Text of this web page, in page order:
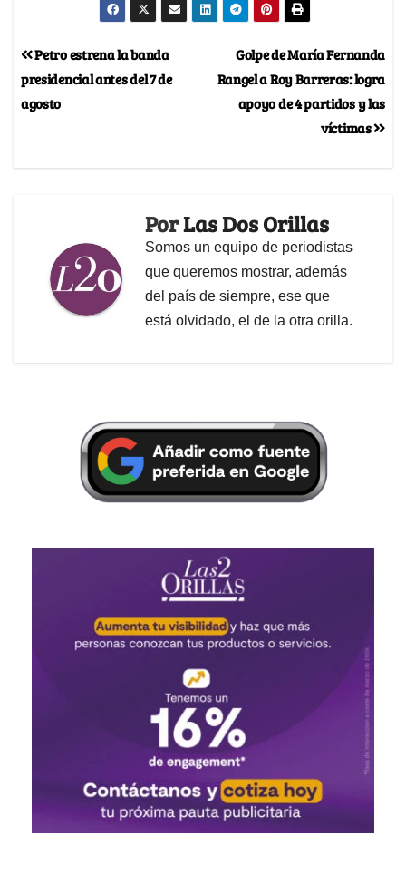
Golpe de María Fernanda
Rangel a Roy Barreras: logra
apoyo de 4 partidos y las
víctimas
Petro estrena la banda
presidencial antes del 7 de
agosto
PorLas Dos Orillas
Somos un equipo de periodistas
que queremos mostrar, además
del país de siempre, ese que
está olvidado, el de la otra orilla.